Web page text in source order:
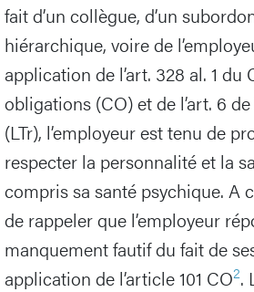
fait d’un collègue, d’un
hiérarchique, voire de
application de l’art. 328 al. 1 du
obligations (CO) et de l’art. 6
(LTr), l’employeur est tenu de
respecter la personnalité et la
compris sa santé psychique. A
de rappeler que l’employeur
manquement fautif du fait de
application de l’article 101 CO2.